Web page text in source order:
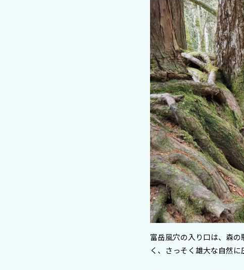
富岳風穴の入り口は、森
く、さっそく雄大な自然に